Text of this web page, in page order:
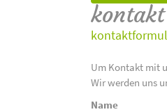
kontakt
Um Kontakt mit
Wir werden uns
Name